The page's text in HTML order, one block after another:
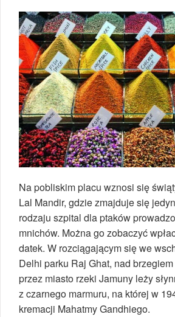
Na pobliskim placu wznosi się
Lal Mandir, gdzie zmajduje się
rodzaju szpital dla ptaków
mnichów. Można go zobaczyć
datek. W rozciągającym się we
Delhi parku Raj Ghat, nad
przez miasto rzeki Jamuny leży
z czarnego marmuru, na której w
kremacji Mahatmy Gandhiego.